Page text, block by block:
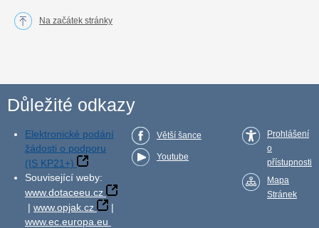
Na začátek stránky
Důležité odkazy
Elektronické podání
žádosti o podporu
(IS KP21+)
Související weby:
www.dotaceeu.cz
| www.opjak.cz
|
www.ec.europa.eu
Větší šance
Youtube
Prohlášení
o
přístupnosti
Mapa
Stránek